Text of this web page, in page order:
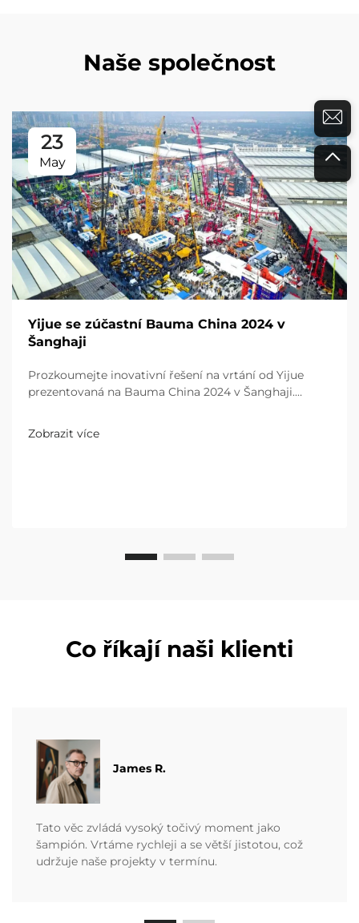
Naše společnost
23
May
Yijue se zúčastní Bauma China 2024 v
Šanghaji
Prozkoumejte inovativní řešení na vrtání od Yijue
prezentovaná na Bauma China 2024 v Šanghaji.
návštěvníky ze celého světa. Dozvídejte se více dnes!
Zobrazit více
Co říkají naši klienti
James R.
Tato věc zvládá vysoký točivý moment jako
šampión. Vrtáme rychleji a se větší jistotou, což
udržuje naše projekty v termínu.